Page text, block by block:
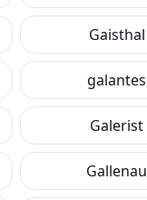
Gaisthal
galantes
Galerist
Gallenau